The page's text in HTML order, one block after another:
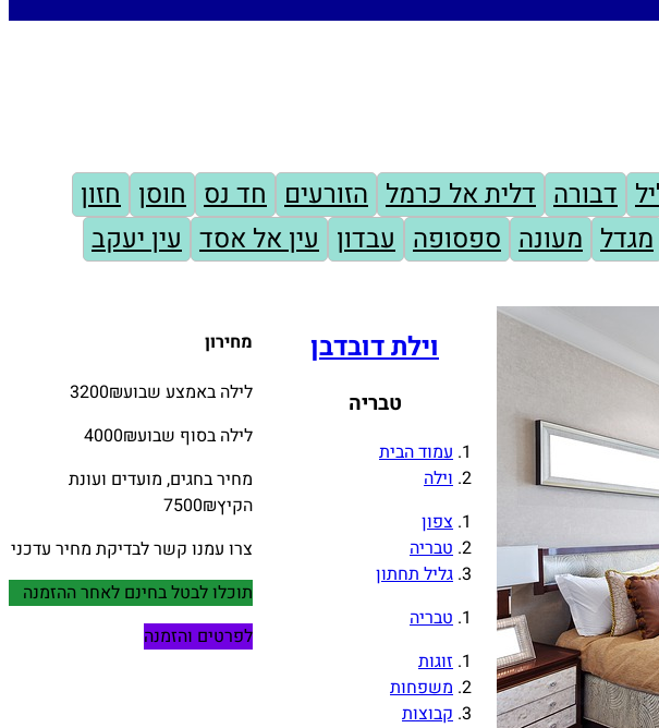
דבורה דלית אל כרמל הזורעים חד נס חוסן חזון
מגדל מעונה ספסופה עבדון עין אל אסד עין יעקב
וילת דובדבן
טבריה
עמוד הבית
וילה
צפון
טבריה
גליל תחתון
טבריה
זוגות
משפחות
קבוצות
מחירון
לילה באמצע שבוע 3200₪
לילה בסוף שבוע 4000₪
מחיר בחגים, מועדים ועונת
הקיץ 7500₪
צרו עמנו קשר לבדיקת מחיר עדכני
תוכלו לבטל בחינם לאחר ההזמנה
לפרטים והזמנה